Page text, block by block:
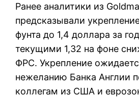
Ранее аналитики из
предсказывали
фунта до 1,4 доллара за
текущими 1,32 на фоне
ФРС. Укрепление
нежеланию Банка Англии
коллегам из США и